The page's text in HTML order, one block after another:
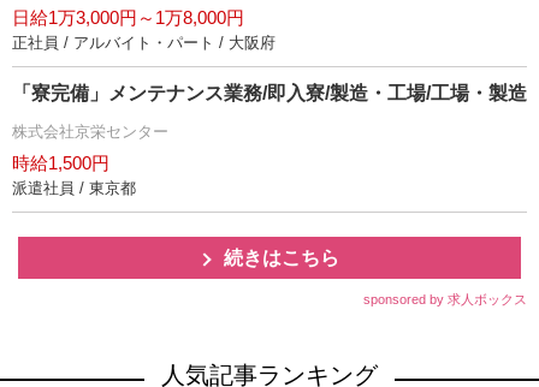
日給1万3,000円～1万8,000円
正社員 / アルバイト・パート / 大阪府
「寮完備」メンテナンス業務/即入寮/製造・工場/工場・製造
株式会社京栄センター
時給1,500円
派遣社員 / 東京都
続きはこちら
sponsored by 求人ボックス
人気記事ランキング